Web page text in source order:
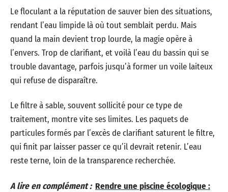
Le floculant a la réputation de sauver bien des situations,
rendant l’eau limpide là où tout semblait perdu. Mais
quand la main devient trop lourde, la magie opère à
l’envers. Trop de clarifiant, et voilà l’eau du bassin qui se
trouble davantage, parfois jusqu’à former un voile laiteux
qui refuse de disparaître.
Le filtre à sable, souvent sollicité pour ce type de
traitement, montre vite ses limites. Les paquets de
particules formés par l’excès de clarifiant saturent le filtre,
qui finit par laisser passer ce qu’il devrait retenir. L’eau
reste terne, loin de la transparence recherchée.
A lire en complément : Rendre une piscine écologique :